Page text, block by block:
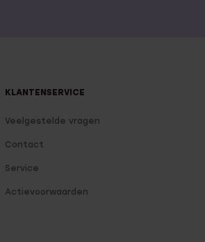
KLANTENSERVICE
Veelgestelde vragen
Contact
Service
Actievoorwaarden